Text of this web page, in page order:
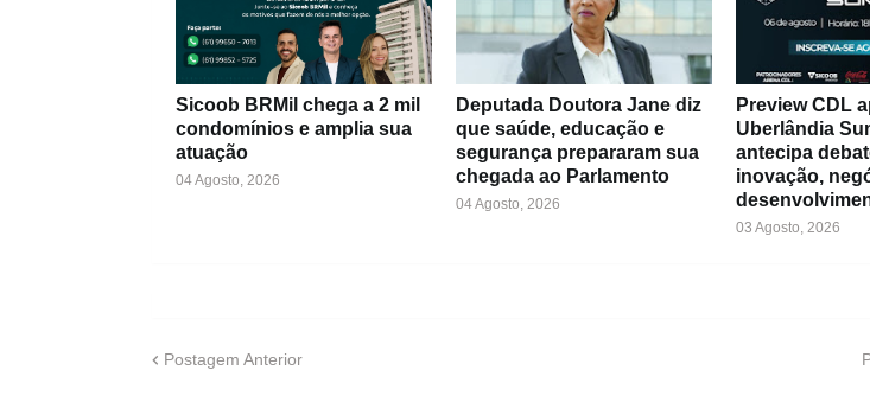
Sicoob BRMil chega a 2 mil
condomínios e amplia sua
atuação
04 Agosto, 2026
Deputada Doutora Jane diz
que saúde, educação e
segurança prepararam sua
chegada ao Parlamento
04 Agosto, 2026
Preview CDL
Uberlândia
antecipa
inovação,
03 Agosto, 2026
Postagem Anterior